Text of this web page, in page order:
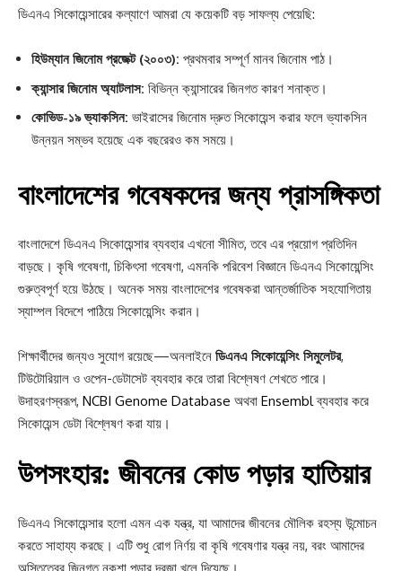
ডিএনএ সিকোয়েন্সারের কল্যাণে আমরা যে কয়েকটি বড় সাফল্য পেয়েছি:
হিউম্যান জিনোম প্রজেক্ট (২০০৩): প্রথমবার সম্পূর্ণ মানব জিনোম পাঠ।
ক্যান্সার জিনোম অ্যাটলাস: বিভিন্ন ক্যান্সারের জিনগত কারণ শনাক্ত।
কোভিড-১৯ ভ্যাকসিন: ভাইরাসের জিনোম দ্রুত সিকোয়েন্স করার ফলে ভ্যাকসিন
উন্নয়ন সম্ভব হয়েছে এক বছরেরও কম সময়ে।
বাংলাদেশের গবেষকদের জন্য প্রাসঙ্গিকতা
বাংলাদেশে ডিএনএ সিকোয়েন্সার ব্যবহার এখনো সীমিত, তবে এর প্রয়োগ প্রতিদিন
বাড়ছে। কৃষি গবেষণা, চিকিৎসা গবেষণা, এমনকি পরিবেশ বিজ্ঞানে ডিএনএ সিকোয়েন্সিং
গুরুত্বপূর্ণ হয়ে উঠছে। অনেক সময় বাংলাদেশের গবেষকরা আন্তর্জাতিক সহযোগিতায়
স্যাম্পল বিদেশে পাঠিয়ে সিকোয়েন্সিং করান।
শিক্ষার্থীদের জন্যও সুযোগ রয়েছে—অনলাইনে ডিএনএ সিকোয়েন্সিং সিমুলেটর,
টিউটোরিয়াল ও ওপেন-ডেটাসেট ব্যবহার করে তারা বিশ্লেষণ শেখতে পারে।
উদাহরণস্বরূপ, NCBI Genome Database অথবা Ensemblব্যবহার করে
সিকোয়েন্স ডেটা বিশ্লেষণ করা যায়।
উপসংহার: জীবনের কোড পড়ার হাতিয়ার
ডিএনএ সিকোয়েন্সার হলো এমন এক যন্ত্র, যা আমাদের জীবনের মৌলিক রহস্য উন্মোচন
করতে সাহায্য করছে। এটি শুধু রোগ নির্ণয় বা কৃষি গবেষণার যন্ত্র নয়, বরং আমাদের